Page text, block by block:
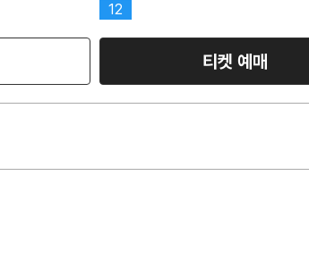
12
티켓 예매